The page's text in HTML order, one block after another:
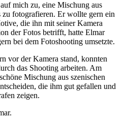
mich zu, eine Mischung aus
fotografieren. Er wollte gern ein
die ihn mit seiner Kamera
der Fotos betrifft, hatte Elmar
bei dem Fotoshooting umsetzte.
vor der Kamera stand, konnten
das Shooting arbeiten. Am
Mischung aus szenischen
die ihm gut gefallen und
zeigen.